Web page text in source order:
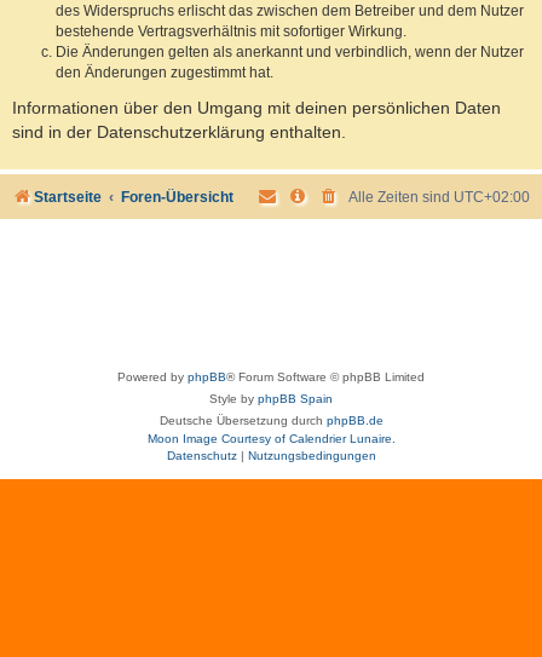
des Widerspruchs erlischt das zwischen dem Betreiber und dem Nutzer
bestehende Vertragsverhältnis mit sofortiger Wirkung.
Die Änderungen gelten als anerkannt und verbindlich, wenn der Nutzer
den Änderungen zugestimmt hat.
Informationen über den Umgang mit deinen persönlichen Daten
sind in der Datenschutzerklärung enthalten.
Startseite Foren-Übersicht Alle Zeiten sind UTC+02:00
Powered by phpBB® Forum Software © phpBB Limited
Style by phpBB Spain
Deutsche Übersetzung durch phpBB.de
Moon Image Courtesy of Calendrier Lunaire.
Datenschutz| Nutzungsbedingungen